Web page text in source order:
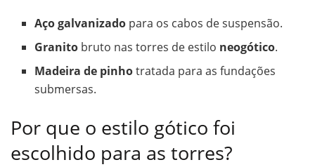
Aço galvanizado para os cabos de suspensão.
Granito bruto nas torres de estilo neogótico.
Madeira de pinhotratada para as fundações
submersas.
Por que o estilo gótico foi
escolhido para as torres?